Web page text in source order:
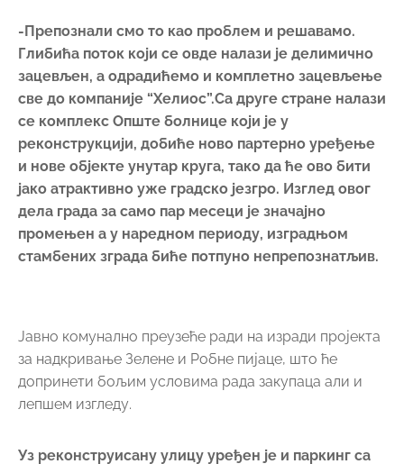
-Препознали смо то као проблем и решавамо.
Глибића поток који се овде налази је делимично
зацевљен, а одрадићемо и комплетно зацевљење
све до компаније “Хелиос”.Са друге стране налази
се комплекс Опште болнице који је у
реконструкцији, добиће ново партерно уређење
и нове објекте унутар круга, тако да ће ово бити
јако атрактивно уже градско језгро. Изглед овог
дела града за само пар месеци је значајно
промењен а у наредном периоду, изградњом
стамбених зграда биће потпуно непрепознатљив.
Јавно комунално преузеће ради на изради пројекта
за надкривање Зелене и Робне пијаце, што ће
допринети бољим условима рада закупаца али и
лепшем изгледу.
Уз реконструисану улицу уређен је и паркинг са